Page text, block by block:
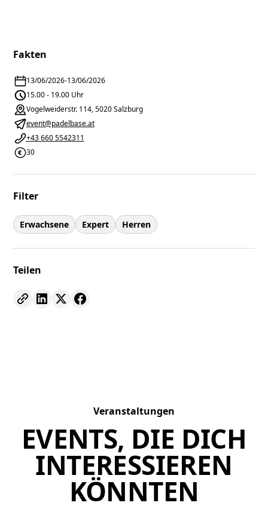
Fakten
13/06/2026-13/06/2026
15.00 - 19.00 Uhr
Vogelweiderstr. 114, 5020 Salzburg
event@padelbase.at
+43 660 5542311
30
Filter
Erwachsene Expert Herren
Teilen
Veranstaltungen
EVENTS, DIE DICH
INTERESSIEREN
KÖNNTEN